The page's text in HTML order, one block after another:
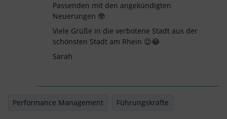
Passenden mit den angekündigten
Neuerungen 🤓
Viele Grüße in die verbotene Stadt aus der
schönsten Stadt am Rhein 😉😂
Sarah
Performance Management Führungskräfte